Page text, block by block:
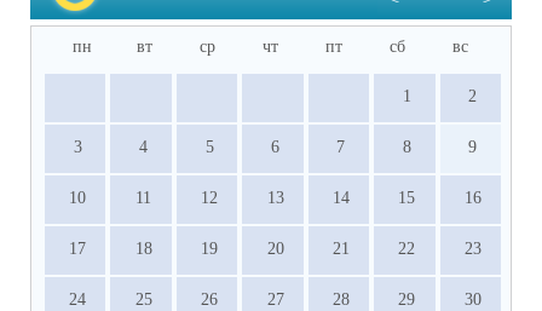
Министерства просвещения РФ.
пн вт ср чт пт сб вс
1 2
3 4 5 6 7 8 9
10 11 12 13 14 15 16
17 18 19 20 21 22 23
24 25 26 27 28 29 30